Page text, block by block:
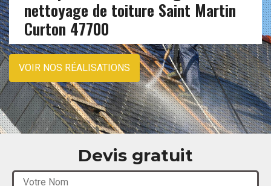
nettoyage de toiture Saint Martin
Curton 47700
VOIR NOS RÉALISATIONS
Devis gratuit